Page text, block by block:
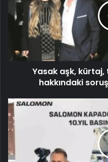
Yasak aşk, kürtaj,
hakkındaki